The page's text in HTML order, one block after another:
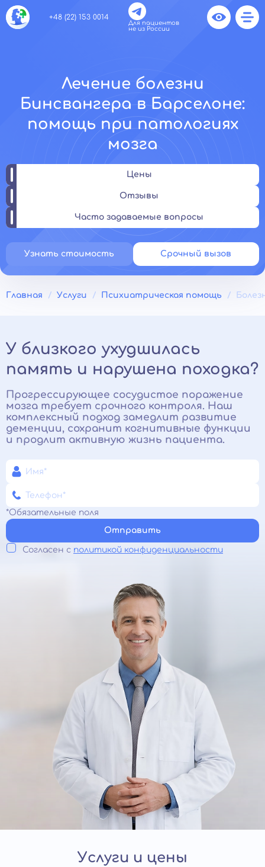
+48 (22) 153 0014
Для пациентов
не из России
Лечение болезни
Бинсвангера в Барселоне:
помощь при патологиях
мозга
Цены
Отзывы
Часто задаваемые вопросы
Узнать стоимость Срочный вызов
Главная Услуги Психиатрическая помощь
У близкого ухудшилась
память и нарушена походка?
Прогрессирующее сосудистое поражение
мозга требует срочного контроля. Наш
комплексный подход замедлит развитие
деменции, сохранит когнитивные функции
и продлит активную жизнь пациента.
*Обязательные поля
Отправить
Согласен с политикой конфиденциальности
Услуги и цены